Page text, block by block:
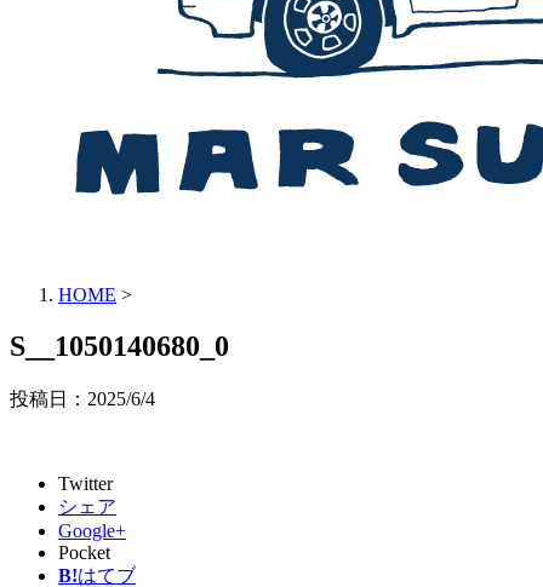
HOME >
S__1050140680_0
投稿日： 2025/6/4
Twitter
シェア
Google+
Pocket
B!はてブ